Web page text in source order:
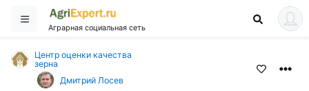
Аграрная социальная сеть
Центр оценки качества
зерна
Дмитрий Лосев